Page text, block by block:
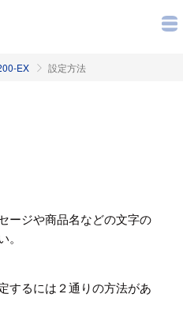
EX 設定方法
ージや商品名などの文字の
。
するには２通りの方法があ